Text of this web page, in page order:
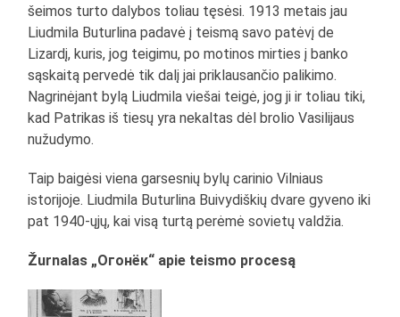
šeimos turto dalybos toliau tęsėsi. 1913 metais jau
Liudmila Buturlina padavė į teismą savo patėvį de
Lizardį, kuris, jog teigimu, po motinos mirties į banko
sąskaitą pervedė tik dalį jai priklausančio palikimo.
Nagrinėjant bylą Liudmila viešai teigė, jog ji ir toliau tiki,
kad Patrikas iš tiesų yra nekaltas dėl brolio Vasilijaus
nužudymo.
Taip baigėsi viena garsesnių bylų carinio Vilniaus
istorijoje. Liudmila Buturlina Buivydiškių dvare gyveno iki
pat 1940-ųjų, kai visą turtą perėmė sovietų valdžia.
Žurnalas „Огонёк“ apie teismo procesą